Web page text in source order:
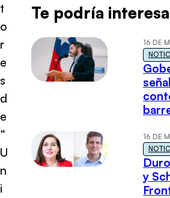
t
o
r
e
s
d
e
“
U
n
i
Te podría
16 DE
16 DE
y